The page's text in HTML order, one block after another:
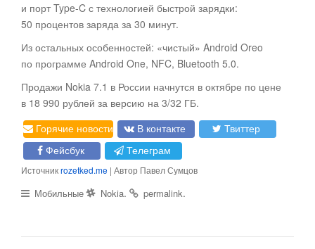
и порт Type-C с технологией быстрой зарядки:
50 процентов заряда за 30 минут.
Из остальных особенностей: «чистый» Android Oreo
по программе Android One, NFC, Bluetooth 5.0.
Продажи Nokia 7.1 в России начнутся в октябре по цене
в 18 990 рублей за версию на 3/32 ГБ.
Горячие новости
В контакте
Твиттер
Фейсбук
Телеграм
Источникrozetked.me | Автор Павел Сумцов
Мобильные Nokia. permalink.